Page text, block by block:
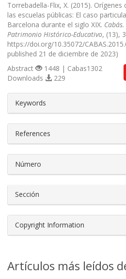
Torrebadella-Flix, X. (2015). Orígenes
las escuelas públicas: El caso
Barcelona durante el siglo XIX.
Patrimonio Histórico-Educativo, (13),
https://doi.org/10.35072/
published 21 de diciembre de 2023)
Abstract
1448 | Cabas1302
Downloads
229
Keywords
References
Número
Sección
Copyright Information
Artículos más leídos